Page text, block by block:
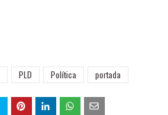
PLD Política portada